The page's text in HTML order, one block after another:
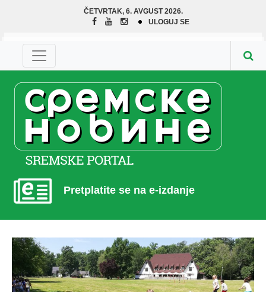
ČETVRTAK, 6. AVGUST 2026.
ULOGUJ SE
Pretplatite se na e-izdanje